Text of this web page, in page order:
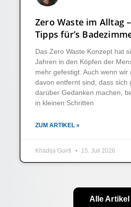
Zero Waste im Alltag
Tipps für’s
Das Zero Waste Konzept hat
Jahren in den Köpfen der
mehr gefestigt. Auch wenn wir
davon entfernt sind, dass sich
darüber Gedanken machen,
in kleinen Schritten
ZUM ARTIKEL »
Khadija Guirti 15. Juli 2026
Alle Artikel